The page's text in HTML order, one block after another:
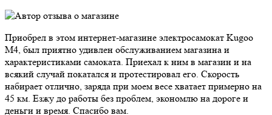
Приобрел в этом интернет-магазине электросамокат Kugoo
M4, был приятно удивлен обслуживанием магазина и
характеристиками самоката. Приехал к ним в магазин и на
всякий случай покатался и протестировал его. Скорость
набирает отлично, заряда при моем весе хватает примерно на
45 км. Езжу до работы без проблем, экономлю на дороге и
деньги и время. Спасибо вам.